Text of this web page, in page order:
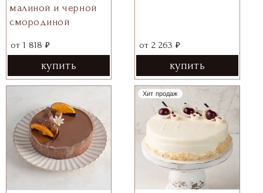
малиной и черной
смородиной
от 1 818 ₽
купить
от 2 263 ₽
купить
Хит продаж